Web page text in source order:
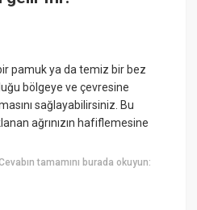
pamuk ya da temiz bir bez
bölgeye ve çevresine
sağlayabilirsiniz. Bu
ağrınızın hafiflemesine
tamamını burada okuyun: